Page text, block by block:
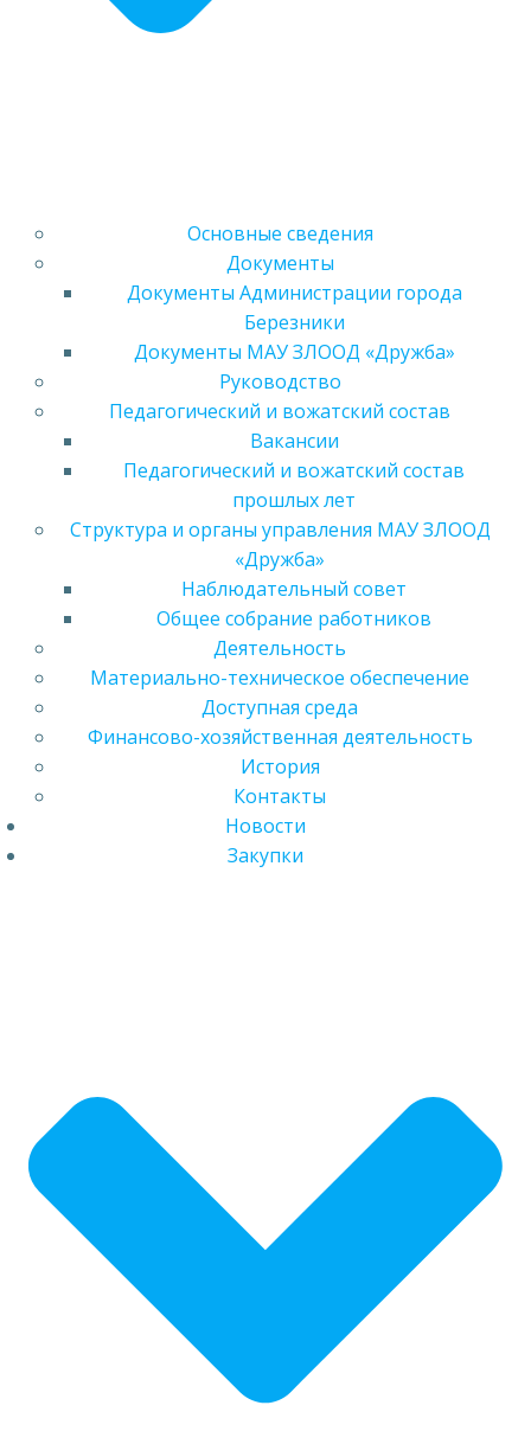
Основные сведения
Документы
Документы Администрации города
Березники
Документы МАУ ЗЛООД «Дружба»
Руководство
Педагогический и вожатский состав
Вакансии
Педагогический и вожатский состав
прошлых лет
Структура и органы управления МАУ ЗЛООД
«Дружба»
Наблюдательный совет
Общее собрание работников
Деятельность
Материально-техническое обеспечение
Доступная среда
Финансово-хозяйственная деятельность
История
Контакты
Новости
Закупки